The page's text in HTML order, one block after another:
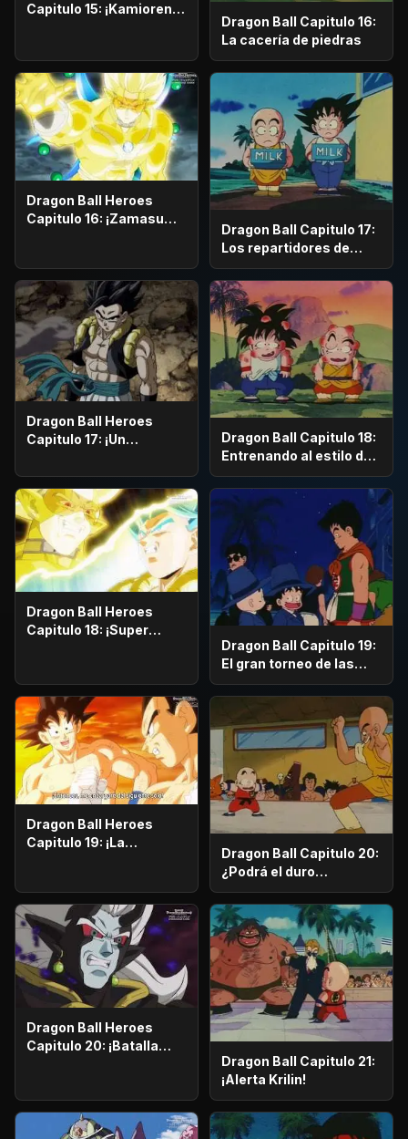
Capitulo 15: ¡Kamioren
Instinto!
Dragon Ball Capitulo 16:
La cacería de piedras
Dragon Ball Heroes
Capitulo 16: ¡Zamasu
Dragon Ball Capitulo 17:
Los repartidores de
leche
Dragon Ball Heroes
Capitulo 17: ¡Un
de Dioses! ¡El
nacimiento de Hearts!
Dragon Ball Capitulo 18:
Entrenando al estilo de
Roshi
Dragon Ball Heroes
Capitulo 18: ¡Super
Hearts!
Dragon Ball Capitulo 19:
El gran torneo de las
Artes Marciales
Dragon Ball Heroes
Capitulo 19: ¡La
finaliza!
Dragon Ball Capitulo 20:
¿Podrá el duro
entrenamiento ser
puesto en practica?
Dragon Ball Heroes
Capitulo 20: ¡Batalla
Oscuro
Dragon Ball Capitulo 21:
¡Alerta Krilin!